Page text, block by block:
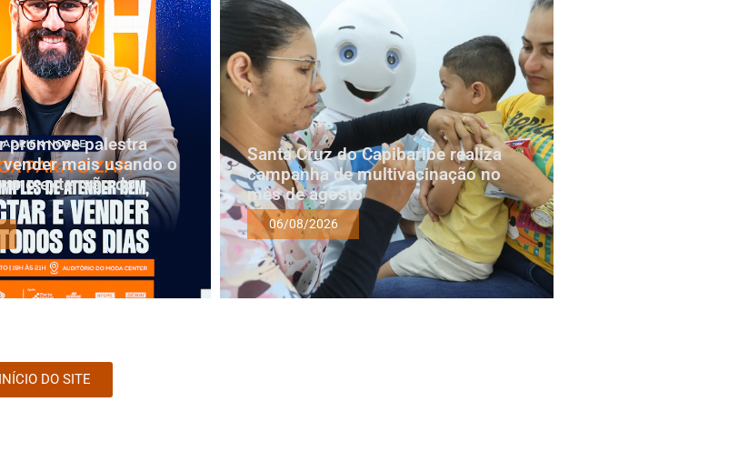
promove palestra
mais usando o
extensão do
Santa Cruz do Capibaribe realiza
campanha de multivacinação no
mês de agosto
06/08/2026
INÍCIO DO SITE